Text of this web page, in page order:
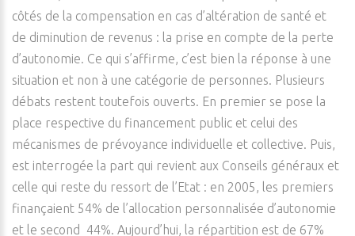
côtés de la compensation en cas d’altération de santé et
de diminution de revenus : la prise en compte de la perte
d’autonomie. Ce qui s’affirme, c’est bien la réponse à une
situation et non à une catégorie de personnes. Plusieurs
débats restent toutefois ouverts. En premier se pose la
place respective du financement public et celui des
mécanismes de prévoyance individuelle et collective. Puis,
est interrogée la part qui revient aux Conseils généraux et
celle qui reste du ressort de l’Etat : en 2005, les premiers
finançaient 54% de l’allocation personnalisée d’autonomie
et le second 44%. Aujourd’hui, la répartition est de 67%